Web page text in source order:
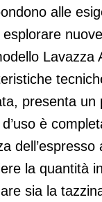
alle
Lavazza
presenta un
è
la quantità
sia la